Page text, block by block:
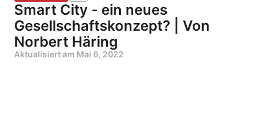
Smart City - ein neues
Gesellschaftskonzept? | Von
Norbert Häring
Aktualisiert am Mai 6, 2022